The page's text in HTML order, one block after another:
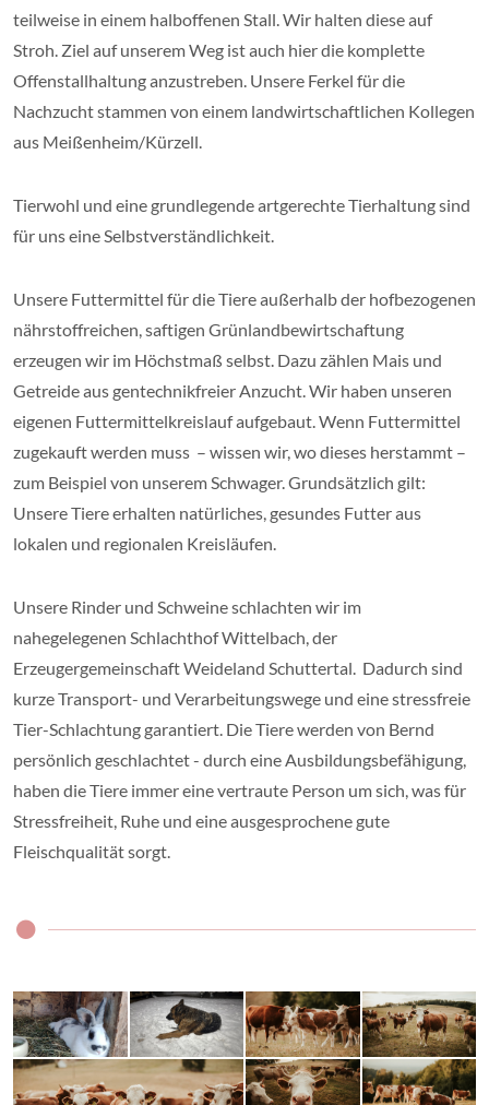
teilweise in einem halboffenen Stall. Wir halten diese auf
Stroh. Ziel auf unserem Weg ist auch hier die komplette
Offenstallhaltung anzustreben. Unsere Ferkel für die
Nachzucht stammen von einem landwirtschaftlichen Kollegen
aus Meißenheim/Kürzell.
Tierwohl und eine grundlegende artgerechte Tierhaltung sind
für uns eine Selbstverständlichkeit.
Unsere Futtermittel für die Tiere außerhalb der hofbezogenen
nährstoffreichen, saftigen Grünlandbewirtschaftung
erzeugen wir im Höchstmaß selbst. Dazu zählen Mais und
Getreide aus gentechnikfreier Anzucht. Wir haben unseren
eigenen Futtermittelkreislauf aufgebaut. Wenn Futtermittel
zugekauft werden muss – wissen wir, wo dieses herstammt –
zum Beispiel von unserem Schwager. Grundsätzlich gilt:
Unsere Tiere erhalten natürliches, gesundes Futter aus
lokalen und regionalen Kreisläufen.
Unsere Rinder und Schweine schlachten wir im
nahegelegenen Schlachthof Wittelbach, der
Erzeugergemeinschaft Weideland Schuttertal. Dadurch sind
kurze Transport- und Verarbeitungswege und eine stressfreie
Tier-Schlachtung garantiert. Die Tiere werden von Bernd
persönlich geschlachtet - durch eine Ausbildungsbefähigung,
haben die Tiere immer eine vertraute Person um sich, was für
Stressfreiheit, Ruhe und eine ausgesprochene gute
Fleischqualität sorgt.